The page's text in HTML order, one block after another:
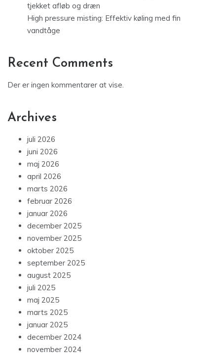
tjekket afløb og dræn
High pressure misting: Effektiv køling med fin
vandtåge
Recent Comments
Der er ingen kommentarer at vise.
Archives
juli 2026
juni 2026
maj 2026
april 2026
marts 2026
februar 2026
januar 2026
december 2025
november 2025
oktober 2025
september 2025
august 2025
juli 2025
maj 2025
marts 2025
januar 2025
december 2024
november 2024